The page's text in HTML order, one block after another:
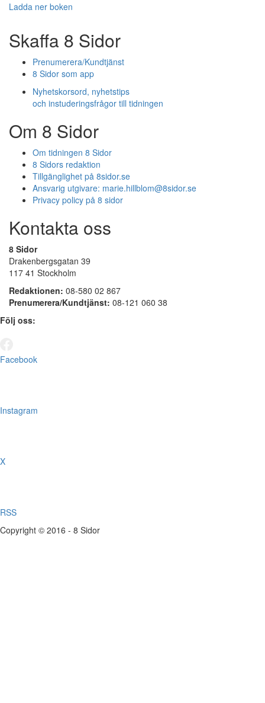
Ladda ner boken
Skaffa 8 Sidor
Prenumerera/Kundtjänst
8 Sidor som app
Nyhetskorsord, nyhetstips
och instuderingsfrågor till tidningen
Om 8 Sidor
Om tidningen 8 Sidor
8 Sidors redaktion
Tillgänglighet på 8sidor.se
Ansvarig utgivare: marie.hillblom@8sidor.se
Privacy policy på 8 sidor
Kontakta oss
8 Sidor
Drakenbergsgatan 39
117 41 Stockholm
Redaktionen: 08-580 02 867
Prenumerera/Kundtjänst: 08-121 060 38
Följ oss:
Facebook
Instagram
X
RSS
Copyright © 2016 - 8 Sidor